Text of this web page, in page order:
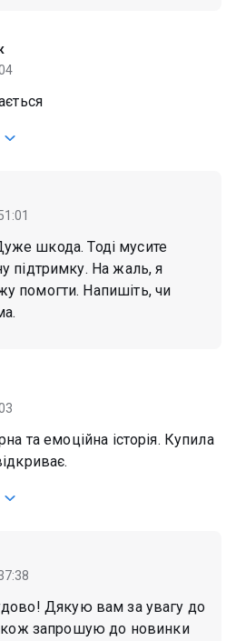
шкода. Тоді мусите
підтримку. На жаль, я
помогти. Напишіть, чи
та емоційна історія. Купила
Дякую вам за увагу до
запрошую до новинки